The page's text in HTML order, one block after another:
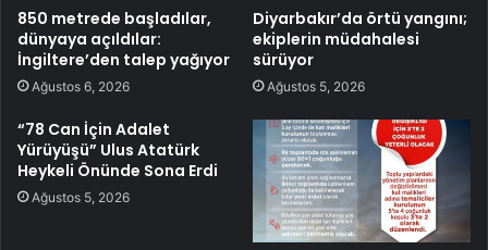
850 metrede başladılar,
dünyaya açıldılar:
İngiltere’den talep yağıyor
Ağustos 6, 2026
Diyarbakır’da örtü yangını;
ekiplerin müdahalesi
sürüyor
Ağustos 5, 2026
“78 Can İçin Adalet
Yürüyüşü” Ulus Atatürk
Heykeli Önünde Sona Erdi
Ağustos 5, 2026